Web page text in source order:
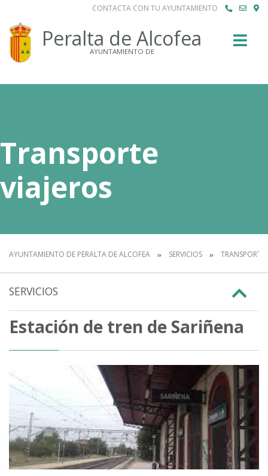
CONTACTA CON TU AYUNTAMIENTO
Peralta de Alcofea
AYUNTAMIENTO DE
Transporte
viajeros
AYUNTAMIENTO DE PERALTA DE ALCOFEA SERVICIOS TRANSPORTE
SERVICIOS
Estación de tren de Sariñena